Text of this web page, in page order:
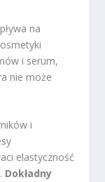
na
i serum,
nie może
i
elastyczność
Dokładny